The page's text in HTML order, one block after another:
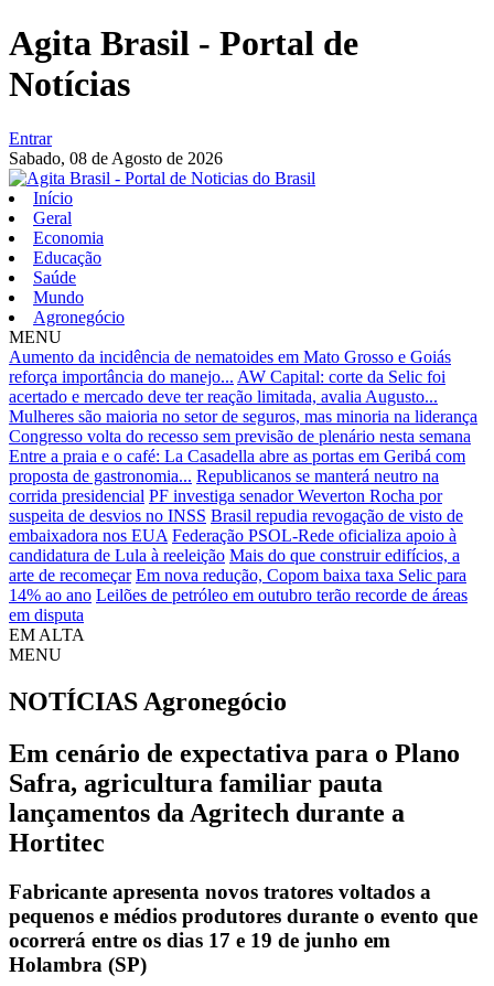
Agita Brasil - Portal de
Notícias
Entrar
Sabado, 08 de Agosto de 2026
Início
Geral
Economia
Educação
Saúde
Mundo
Agronegócio
MENU
Aumento da incidência de nematoides em Mato Grosso e Goiás
reforça importância do manejo... AW Capital: corte da Selic foi
acertado e mercado deve ter reação limitada, avalia Augusto...
Mulheres são maioria no setor de seguros, mas minoria na liderança
Congresso volta do recesso sem previsão de plenário nesta semana
Entre a praia e o café: La Casadella abre as portas em Geribá com
proposta de gastronomia... Republicanos se manterá neutro na
corrida presidencial PF investiga senador Weverton Rocha por
suspeita de desvios no INSS Brasil repudia revogação de visto de
embaixadora nos EUA Federação PSOL-Rede oficializa apoio à
candidatura de Lula à reeleição Mais do que construir edifícios, a
arte de recomeçar Em nova redução, Copom baixa taxa Selic para
14% ao ano Leilões de petróleo em outubro terão recorde de áreas
em disputa
EM ALTA
MENU
NOTÍCIAS Agronegócio
Em cenário de expectativa para o Plano
Safra, agricultura familiar pauta
lançamentos da Agritech durante a
Hortitec
Fabricante apresenta novos tratores voltados a
pequenos e médios produtores durante o evento que
ocorrerá entre os dias 17 e 19 de junho em
Holambra (SP)